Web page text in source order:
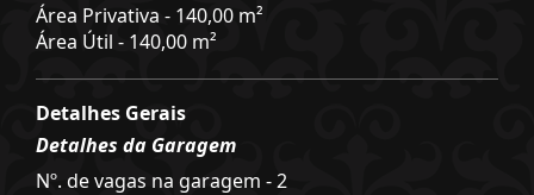
Área Privativa - 140,00 m²
Área Útil - 140,00 m²
Detalhes Gerais
Detalhes da Garagem
Nº. de vagas na garagem - 2